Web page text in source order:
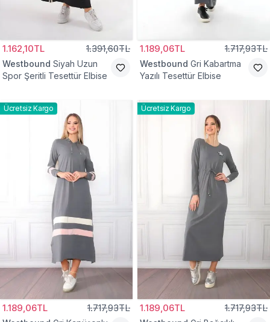
1.162,10TL 1.391,60TL
Westbound Siyah Uzun
Spor Şeritli Tesettür Elbise
1.189,06TL 1.717,93TL
Westbound Gri Kabartma
Yazılı Tesettür Elbise
Ücretsiz Kargo
1.189,06TL 1.717,93TL
Ücretsiz Kargo
1.189,06TL 1.717,93TL